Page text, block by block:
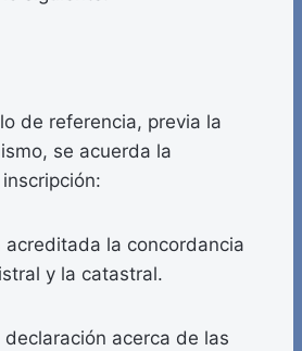
de referencia, previa la
se acuerda la
la concordancia
y la catastral.
acerca de las